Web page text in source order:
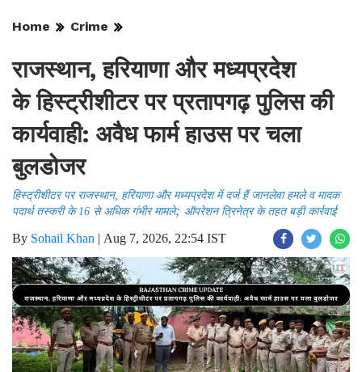
Home Crime
राजस्थान, हरियाणा और मध्यप्रदेश
के हिस्ट्रीशीटर पर प्रतापगढ़ पुलिस की
कार्यवाही: अवैध फार्म हाउस पर चला
बुलडोजर
हिस्ट्रीशीटर पर ​राजस्थान, हरियाणा और मध्यप्रदेश में दर्ज हैं जानलेवा हमले व मादक
पदार्थ तस्करी के 16 से अधिक गंभीर मामले; ऑपरेशन त्रिनेत्र के तहत बड़ी कार्रवाई
By Sohail Khan | Aug 7, 2026, 22:54 IST